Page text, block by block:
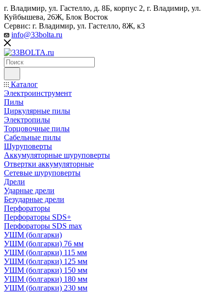
г. Владимир, ул. Гастелло, д. 8Б, корпус 2, г. Владимир, ул. ​
Куйбышева, 26Ж, Блок Восток
Сервис: г. Владимир, ул. Гастелло, 8Ж, к3
info@33bolta.ru
Каталог
Электроинструмент
Пилы
Циркулярные пилы
Электропилы
Торцовочные пилы
Сабельные пилы
Шуруповерты
Аккумуляторные шуруповерты
Отвертки аккумуляторные
Сетевые шуруповерты
Дрели
Ударные дрели
Безударные дрели
Перфораторы
Перфораторы SDS+
Перфораторы SDS max
УШМ (болгарки)
УШМ (болгарки) 76 мм
УШМ (болгарки) 115 мм
УШМ (болгарки) 125 мм
УШМ (болгарки) 150 мм
УШМ (болгарки) 180 мм
УШМ (болгарки) 230 мм